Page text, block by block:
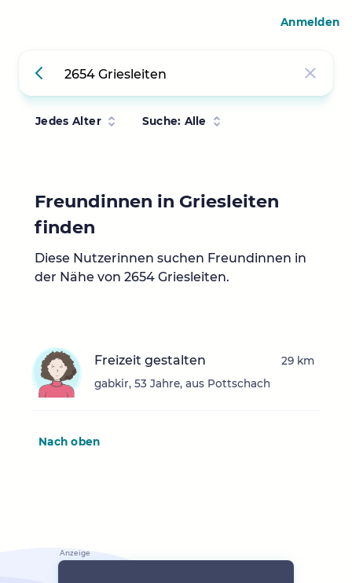
Jedes Alter Suche: Alle
Freundinnen in Griesleiten
finden
Diese Nutzerinnen suchen Freundinnen in
der Nähe von 2654 Griesleiten.
Freizeit gestalten
gabkir, 53 Jahre, aus Pottschach
29 km
Nach oben
Anmelden